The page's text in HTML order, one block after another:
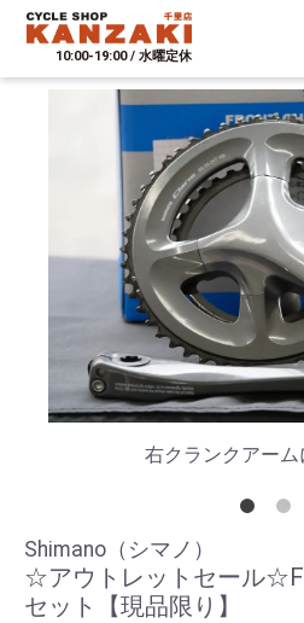
10:00-19:00 / 水曜定休
右クランクアーム
Shimano（シマノ）
☆アウトレットセール
セット【現品限り】